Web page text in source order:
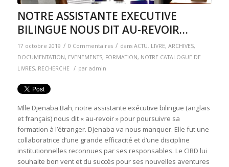
NOTRE ASSISTANTE EXECUTIVE
BILINGUE NOUS DIT AU-REVOIR…
17 octobre 2019 / 0 Commentaires / dans ACTU. LIVRE, ARCHIVES,
DOCUMENTATION, EVENEMENTS, FORMATION, NOTRE CATALOGUE DE
LIVRES, RECHERCHE / par admin
Mlle Djenaba Bah, notre assistante exécutive bilingue (anglais
et français) nous dit « au-revoir » pour poursuivre sa
formation à l’étranger. Djenaba va nous manquer. Elle fut une
collaboratrice d’une grande efficacité et d’une discipline
institutionnelles reconnues par ses responsables. Le CIRD lui
souhaite bon vent et du succès pour ses nouvelles aventures